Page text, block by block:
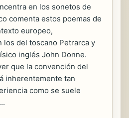
en los sonetos de
comenta estos poemas de
europeo,
los del toscano Petrarca y
inglés John Donne.
que la convención del
inherentemente tan
como se suele